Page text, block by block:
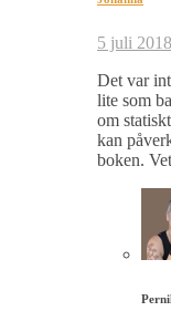
5 juli
Det var
lite som
om
kan
boken.